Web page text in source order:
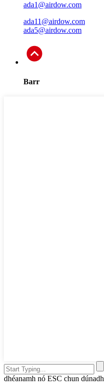
ada1@airdow.com
ada11@airdow.com
ada5@airdow.com
Barr
dhéanamh nó ESC chun dúnadh